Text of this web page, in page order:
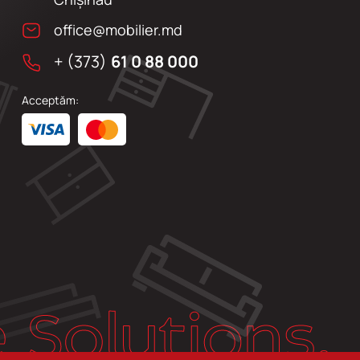
office@mobilier.md
+ (373) 61 0 88 000
Acceptăm: